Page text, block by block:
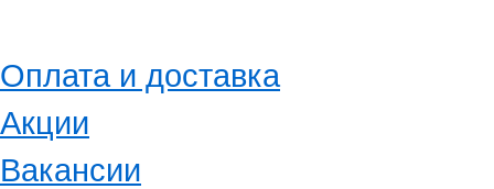
Оплата и доставка
Акции
Вакансии